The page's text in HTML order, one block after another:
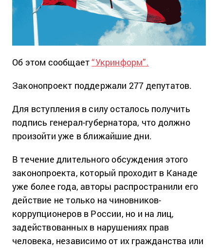
Об этом сообщает“Укринформ”.
Законопроект поддержали 277 депутатов.
Для вступления в силу осталось получить
подпись генерал-губернатора, что должно
произойти уже в ближайшие дни.
В течение длительного обсуждения этого
законопроекта, который проходит в Канаде
уже более года, авторы распространили его
действие не только на чиновников-
коррупционеров в России, но и на лиц,
задействованных в нарушениях прав
человека, независимо от их гражданства или